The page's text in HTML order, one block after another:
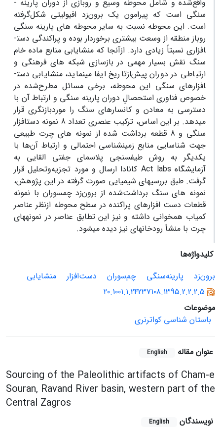
واقع‌شده و شامل محوطه وسیع و روبازی از دوران پارینه ­
سنگی است که پیرامون یک برون‌زد افیولیتی شکل‌گرفته
است. این محوطه نسبت به سایر محوطه­ های پارینه­ سنگی
روباز منطقه از وسعت بیشتری برخوردار بوده و پراکندگی دست­
افزاری نسبتاً زیادی دارد. ازآنجا که منشایابی منابع ماده خام
سنگ نقش بسیار مهمی در بازسازی شبکه­ های فرهنگی و
ارتباطی در دوران پیش‌ازتاریخ ایفا می­نماید، منشایابی دست­
افزارهای سنگی این محوطه، برخی مسائل مطرح‌شده در
خصوص فناوری استحصالِ دوران پارینه­ سنگی و ارتباط آن با
دسترسی به معادن و کانسارهای سنگ را موردبازنگری قرار
می­دهد. بر این اساس، ترکیب عنصری تعداد 8 نمونه دست­افزار
سنگی و 8 قطعه برداشت ­شده از نمونه­ های چرت طبیعی
جهت شناسایی منابع زمین­شناسی احتمالی و ارتباط آن‌ها با
یکدیگر به روش طیف­سنجی پلاسمای جفتی القایی به
آزمایشگاه Act labs کانادا ارسال و مورد تجزیه‌وتحلیل قرار
گرفت. طبق بررسی­های شیمیایی صورت گرفته در این پژوهش،
نمونه ­های سنگ برداشت‌شده از برون‌زد چم­سوران با نمونه
قطعات دست ­افزارهای پراکنده در سطح محوطه ازنظر عناصر
کمیاب همخوانی داشته و نیز این تطابق عناصر در نمونه­های
چرت با منشأ رودخانه­ای نیز دیده می­شود.
کلیدواژه‌ها
برون‌زد
پارینه‌سنگی چم‌سوران دست‌افزار
منشا‌یابی
20.1001.1.24237108.1395.2.2.2.5
موضوعات
باستان شناسی کواترنری
عنوان مقاله English
Sourcing of the Paleolithic artifacts of Cham-e
Souran, Ravand River basin, western part of the
Central Zagros
نویسندگان English